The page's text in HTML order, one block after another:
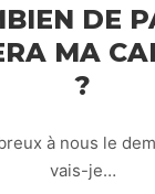
DE
MA
?
à nous le
vais-je…